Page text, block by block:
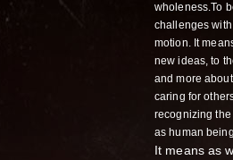
wholeness.To
challenges
motion. It
new ideas, to
and more
caring for
recognizing
as human
It means as